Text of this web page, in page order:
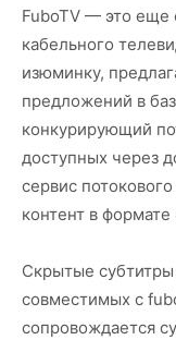
FuboTV — это еще
кабельного
изюминку,
предложений в
конкурирующий
доступных через
сервис
контент в
Скрытые субтитры
совместимых с
сопровождается